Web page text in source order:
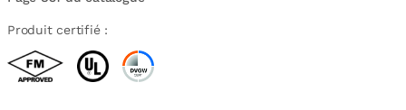
Produit certifié :